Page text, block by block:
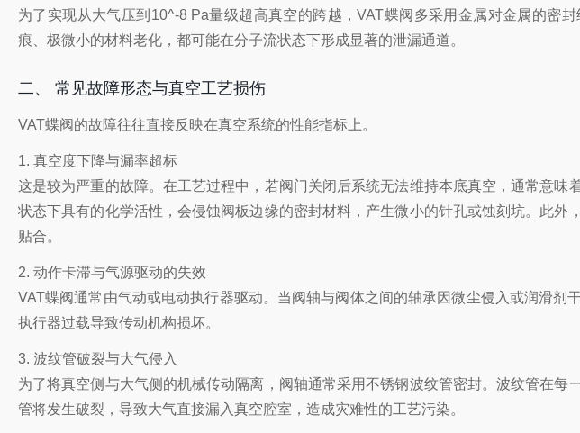
为了实现从大气压到10^-8 Pa量级超高真空的跨越，VAT蝶阀多采用金属对金属的密
痕、极微小的材料老化，都可能在分子流状态下形成显著的泄漏通道。
二、 常见故障形态与真空工艺损伤
VAT蝶阀的故障往往直接反映在真空系统的性能指标上。
1. 真空度下降与漏率超标
这是较为严重的故障。在工艺过程中，若阀门关闭后系统无法维持本底真空，通常意
状态下具有的化学活性，会侵蚀阀板边缘的密封材料，产生微小的针孔或蚀刻坑。此
贴合。
2. 动作卡滞与气源驱动的失效
VAT蝶阀通常由气动或电动执行器驱动。当阀轴与阀体之间的轴承因微尘侵入或润滑
执行器过载导致传动机构损坏。
3. 波纹管破裂与大气侵入
为了将真空侧与大气侧的机械传动隔离，阀轴通常采用不锈钢波纹管密封。波纹管在
管将发生破裂，导致大气直接漏入真空腔室，造成灾难性的工艺污染。